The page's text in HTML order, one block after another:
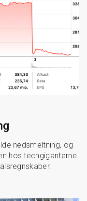
nedsmeltning, og
hos techgiganterne